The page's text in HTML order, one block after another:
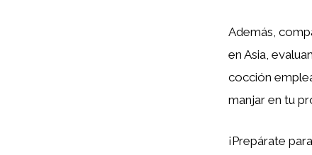
Además,
en Asia,
cocción
manjar en tu
¡Prepárate